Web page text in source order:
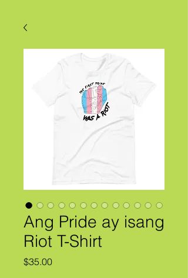
Ang Pride ay isang
Riot T-Shirt
$35.00Presyo